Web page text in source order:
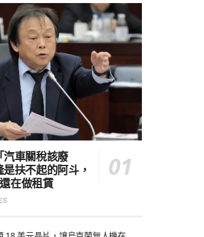
汽車關稅該廢
扶不起的阿斗，
在做租賃